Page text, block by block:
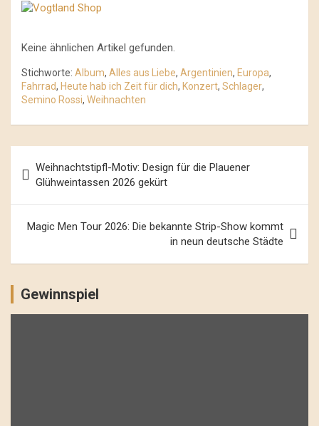
Keine ähnlichen Artikel gefunden.
Stichworte: Album, Alles aus Liebe, Argentinien, Europa,
Fahrrad, Heute hab ich Zeit für dich, Konzert, Schlager,
Semino Rossi, Weihnachten
Navigation
Weihnachtstipfl-Motiv: Design für die Plauener
Glühweintassen 2026 gekürt
Magic Men Tour 2026: Die bekannte Strip-Show kommt
in neun deutsche Städte
Gewinnspiel